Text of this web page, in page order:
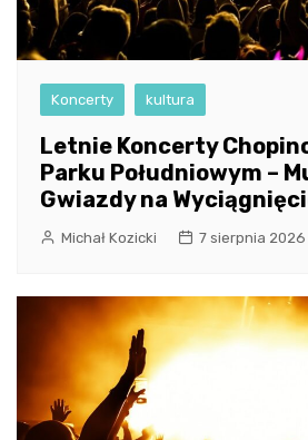
Koncerty kultura
Letnie Koncerty
Parku Południowym –
Gwiazdy na
Michał Kozicki 7 sierpnia 2026